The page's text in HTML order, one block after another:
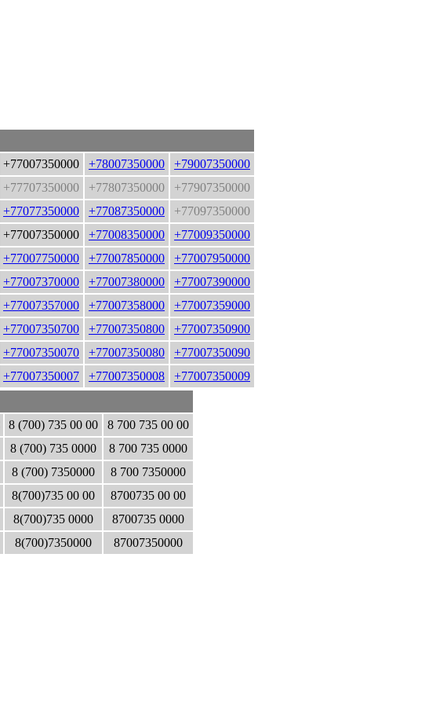
+77007350000 +78007350000
+79007350000
+77707350000 +77807350000
+77907350000
+77077350000 +77087350000
+77097350000
+77007350000 +77008350000
+77009350000
+77007750000 +77007850000
+77007950000
+77007370000 +77007380000
+77007390000
+77007357000 +77007358000
+77007359000
+77007350700 +77007350800
+77007350900
+77007350070 +77007350080
+77007350090
+77007350007 +77007350008
+77007350009
8 (700) 735 00 00
8 700 735 00 00
8 (700) 735 0000
8 700 735 0000
8 (700) 7350000
8 700 7350000
8(700)735 00 00
8700735 00 00
8(700)735 0000
8700735 0000
8(700)7350000 87007350000